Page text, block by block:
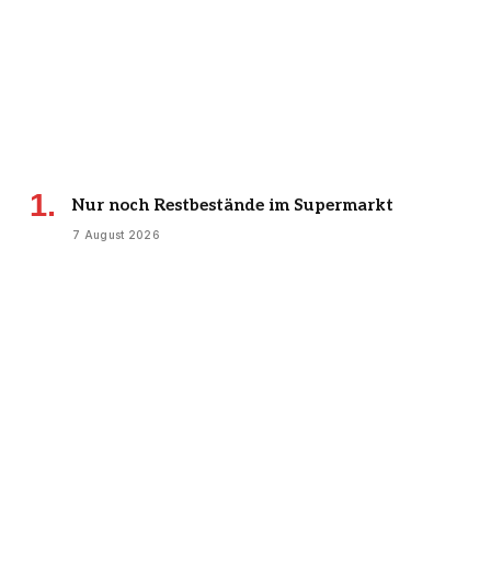
Nur noch Restbestände im Supermarkt
7 August 2026